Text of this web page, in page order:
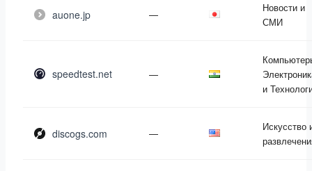
auone.jp —
Новости и
СМИ
speedtest.net —
и
discogs.com —
Искусство